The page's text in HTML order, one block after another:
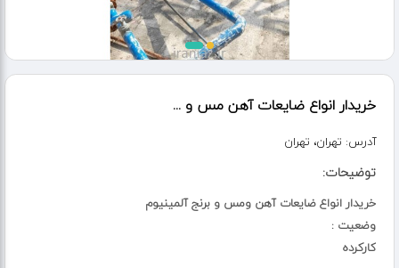
خریدار انواع ضایعات آهن مس و ...
آدرس: تهران، تهران
توضیحات:
خریدار انواع ضایعات آهن ومس و برنج آلمینیوم
وضعیت :
کارکرده